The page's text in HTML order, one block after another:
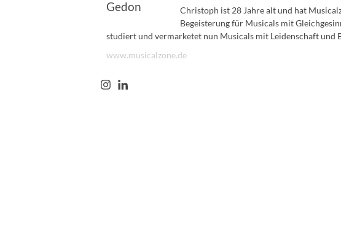
Christoph ist 28 Jahre alt und hat
Begeisterung für Musicals mit
studiert und vermarketet nun Musicals mit Leidenschaft und
www.musicalzone.de